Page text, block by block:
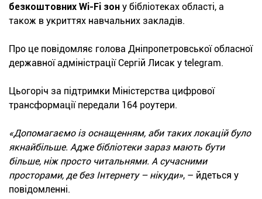
безкоштовних Wi-Fi зон у бібліотеках області, а
також в укриттях навчальних закладів.
Про це повідомляє голова Дніпропетровської обласної
державної адміністрації Сергій Лисак у telegram.
Цьогоріч за підтримки Міністерства цифрової
трансформації передали 164 роутери.
«Допомагаємо із оснащенням, аби таких локацій було
якнайбільше. Адже бібліотеки зараз мають бути
більше, ніж просто читальнями. А сучасними
просторами, де без Інтернету – нікуди», – йдеться у
повідомленні.